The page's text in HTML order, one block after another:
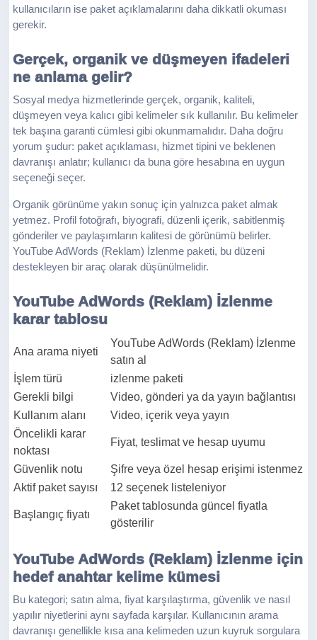
kullanıcıların ise paket açıklamalarını daha dikkatli okuması
gerekir.
Gerçek, organik ve düşmeyen ifadeleri
ne anlama gelir?
Sosyal medya hizmetlerinde gerçek, organik, kaliteli,
düşmeyen veya kalıcı gibi kelimeler sık kullanılır. Bu kelimeler
tek başına garanti cümlesi gibi okunmamalıdır. Daha doğru
yorum şudur: paket açıklaması, hizmet tipini ve beklenen
davranışı anlatır; kullanıcı da buna göre hesabına en uygun
seçeneği seçer.
Organik görünüme yakın sonuç için yalnızca paket almak
yetmez. Profil fotoğrafı, biyografi, düzenli içerik, sabitlenmiş
gönderiler ve paylaşımların kalitesi de görünümü belirler.
YouTube AdWords (Reklam) İzlenme paketi, bu düzeni
destekleyen bir araç olarak düşünülmelidir.
YouTube AdWords (Reklam) İzlenme
karar tablosu
Ana arama niyeti
YouTube AdWords (Reklam) İzlenme
satın al
İşlem türü
izlenme paketi
Gerekli bilgi
Video, gönderi ya da yayın bağlantısı
Kullanım alanı
Video, içerik veya yayın
Öncelikli karar
noktası
Fiyat, teslimat ve hesap uyumu
Güvenlik notu
Şifre veya özel hesap erişimi istenmez
Aktif paket sayısı
12 seçenek listeleniyor
Başlangıç fiyatı
Paket tablosunda güncel fiyatla
gösterilir
YouTube AdWords (Reklam) İzlenme için
hedef anahtar kelime kümesi
Bu kategori; satın alma, fiyat karşılaştırma, güvenlik ve nasıl
yapılır niyetlerini aynı sayfada karşılar. Kullanıcının arama
davranışı genellikle kısa ana kelimeden uzun kuyruk sorgulara